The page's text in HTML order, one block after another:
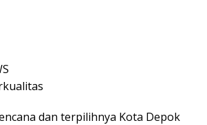
dan terpilihnya Kota Depok